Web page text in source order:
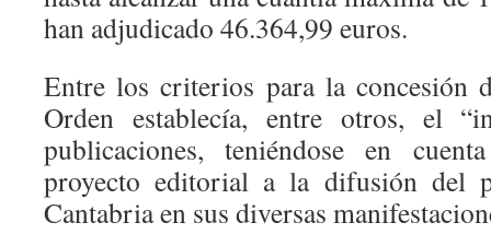
han adjudicado 46.364,99 euros.
Entre los criterios para la concesión
Orden establecía, entre otros, el
publicaciones, teniéndose en
proyecto editorial a la difusión del
Cantabria en sus diversas